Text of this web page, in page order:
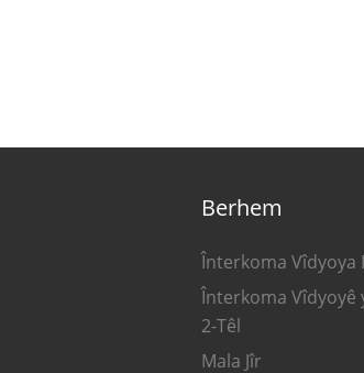
Berhem
Înterkoma Vîdyoya
Înterkoma Vîdyoyê
2-Têl
Mala Jîr